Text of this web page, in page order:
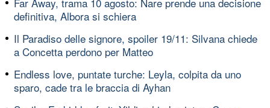
definitiva, Albora si schiera
Il Paradiso delle signore, spoiler 19/11: Silvana chiede
a Concetta perdono per Matteo
Endless love, puntate turche: Leyla, colpita da uno
sparo, cade tra le braccia di Ayhan